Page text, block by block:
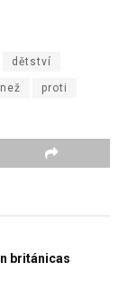
dětství
než proti
británicas